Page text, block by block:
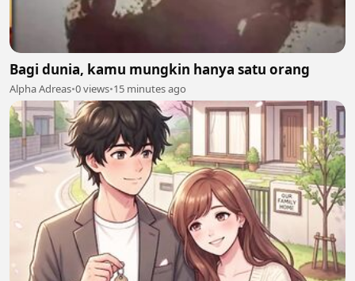
Bagi dunia, kamu mungkin hanya satu orang
Alpha Adreas•0 views•15 minutes ago